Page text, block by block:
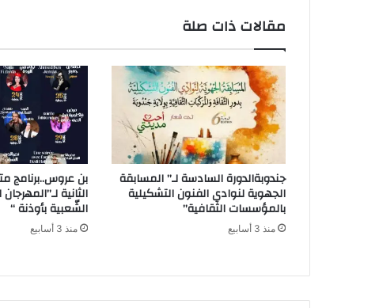
مقالات ذات صلة
جندوبةالدورة السادسة لـ” المسابقة
الجهوية لنوادي الفنون التشكيلية
بالمؤسسات الثقافية”
منذ 3 أسابيع
بن عروس..برنامج
الثانية
الشّعبية بأوذنة “
منذ 3 أسابيع